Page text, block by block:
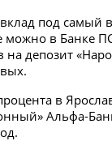
под самый
можно в Банке
на депозит
в
Альфа-